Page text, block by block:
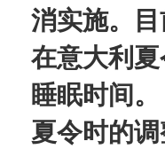
消实施。
在意大利
睡眠时间。
夏令时的